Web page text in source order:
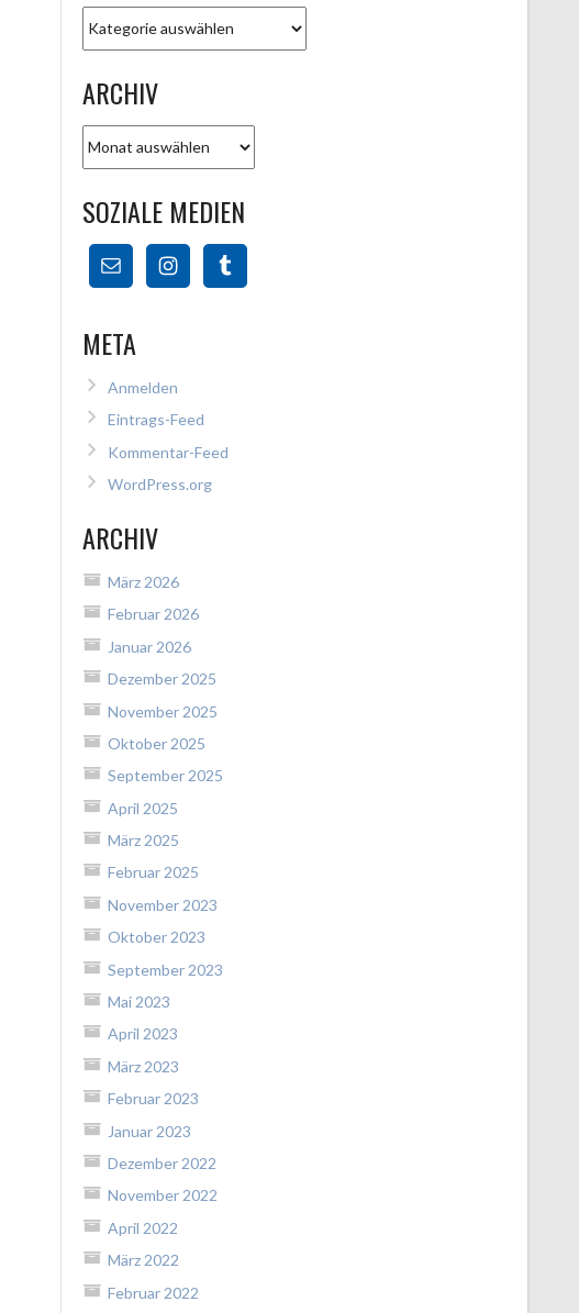
ARCHIV
SOZIALE MEDIEN
META
Anmelden
Eintrags-Feed
Kommentar-Feed
WordPress.org
ARCHIV
März 2026
Februar 2026
Januar 2026
Dezember 2025
November 2025
Oktober 2025
September 2025
April 2025
März 2025
Februar 2025
November 2023
Oktober 2023
September 2023
Mai 2023
April 2023
März 2023
Februar 2023
Januar 2023
Dezember 2022
November 2022
April 2022
März 2022
Februar 2022